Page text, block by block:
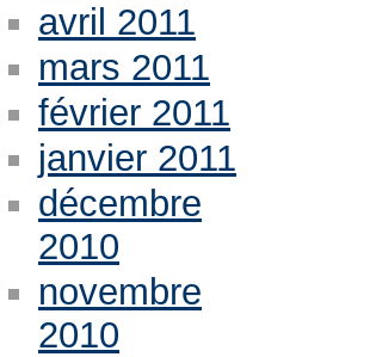
avril 2011
mars 2011
février 2011
janvier 2011
décembre
2010
novembre
2010